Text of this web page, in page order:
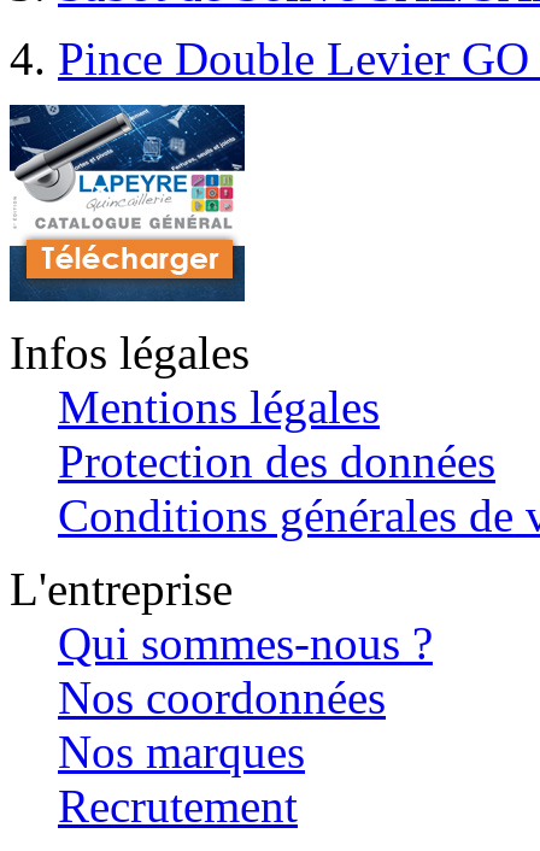
Pince Double Levier
Infos légales
Mentions légales
Protection des données
Conditions générales de
L'entreprise
Qui sommes-nous ?
Nos coordonnées
Nos marques
Recrutement